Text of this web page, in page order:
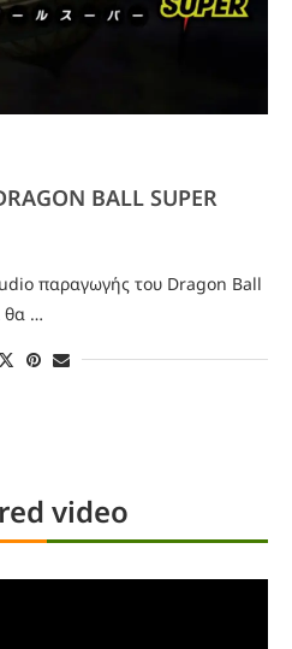
BALL SUPER
παραγωγής του Dragon Ball
θα …
video